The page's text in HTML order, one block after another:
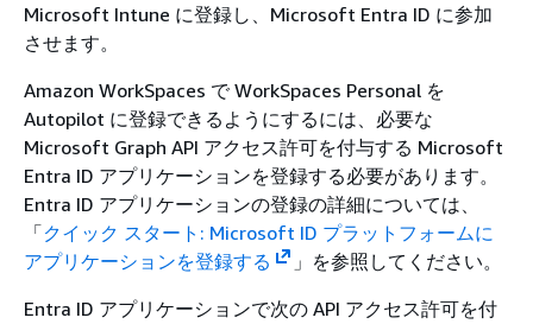
Microsoft Intune に登録し、Microsoft Entra ID に参加
させます。
Amazon WorkSpaces で WorkSpaces Personal を
Autopilot に登録できるようにするには、必要な
Microsoft Graph API アクセス許可を付与する Microsoft
Entra ID アプリケーションを登録する必要があります。
Entra ID アプリケーションの登録の詳細については、
「クイック スタート: Microsoft ID プラットフォームに
アプリケーションを登録する
」を参照してください。
Entra ID アプリケーションで次の API アクセス許可を付